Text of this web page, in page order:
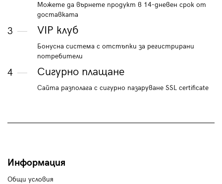
Можете да върнете продукт в 14-дневен срок от
доставката
3 VIP клуб
Бонусна система с отстъпки за регистрирани
потребители
4 Сигурно плащане
Сайта разполага с сигурно пазаруване SSL certificate
Информация
Общи условия